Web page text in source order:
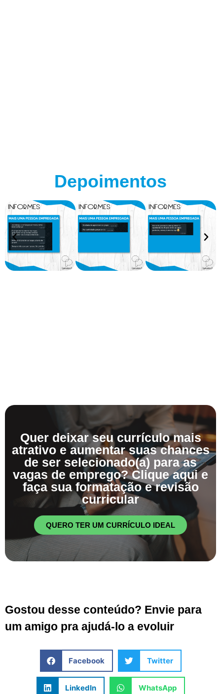
Depoimentos
Quer deixar seu currículo mais
atrativo e aumentar suas chances
de ser selecionado(a) para as
vagas de emprego? Clique aqui e
faça sua formatação e revisão
curricular
QUERO TER UM CURRÍCULO IDEAL
Gostou desse conteúdo? Envie para
um amigo pra ajudá-lo a evoluir
Facebook Twitter
LinkedIn WhatsApp